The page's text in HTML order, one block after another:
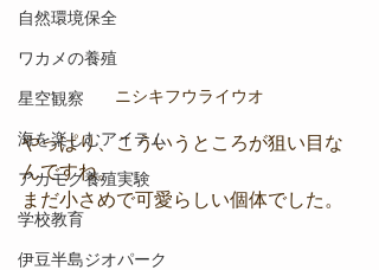
自然環境保全
ワカメの養殖
星空観察
海を楽しむアイテム
アカモク養殖実験
学校教育
伊豆半島ジオパーク
ニシキフウライウオ
やっぱり、こういうところが狙い目な
んですね。
まだ小さめで可愛らしい個体でした。